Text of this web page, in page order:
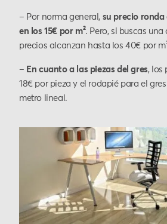
– Por norma general, su precio ronda
en los 15€ por m². Pero, si buscas
precios alcanzan hasta los 40€ por
– En cuanto a las piezas del gres, los
18€ por pieza y el rodapié para el
metro lineal.